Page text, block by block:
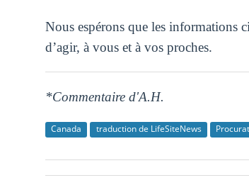
Nous espérons que les informations
d’agir, à vous et à vos proches.
*Commentaire d'A.H.
Canada traduction de LifeSiteNews